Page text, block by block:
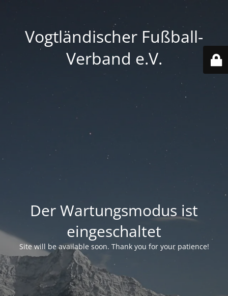
Vogtländischer Fußball-
Verband e.V.
Der Wartungsmodus ist
eingeschaltet
Site will be available soon. Thank you for your patience!